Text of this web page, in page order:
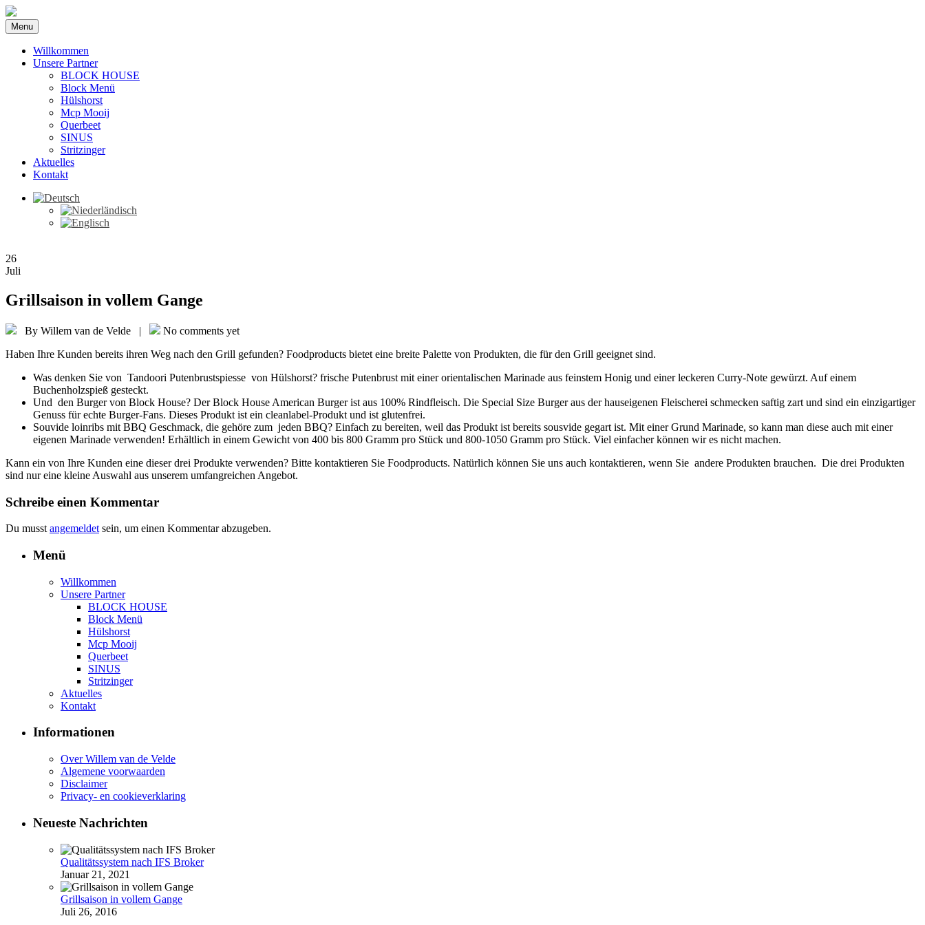
Menu
Willkommen
Unsere Partner
BLOCK HOUSE
Block Menü
Hülshorst
Mcp Mooij
Querbeet
SINUS
Stritzinger
Aktuelles
Kontakt
26
Juli
Grillsaison in vollem Gange
By Willem van de Velde |
No comments yet
Haben Ihre Kunden bereits ihren Weg nach den Grill gefunden? Foodproducts bietet eine breite Palette von Produkten, die für den Grill geeignet sind.
Was denken Sie von Tandoori Putenbrustspiesse von Hülshorst? frische Putenbrust mit einer orientalischen Marinade aus feinstem Honig und einer leckeren Curry-Note gewürzt. Auf einem
Buchenholzspieß gesteckt.
Und den Burger von Block House? Der Block House American Burger ist aus 100% Rindfleisch. Die Special Size Burger aus der hauseigenen Fleischerei schmecken saftig zart und sind ein einzigartiger
Genuss für echte Burger-Fans. Dieses Produkt ist ein cleanlabel-Produkt und ist glutenfrei.
Souvide loinribs mit BBQ Geschmack, die gehöre zum jeden BBQ? Einfach zu bereiten, weil das Produkt ist bereits sousvide gegart ist. Mit einer Grund Marinade, so kann man diese auch mit einer
eigenen Marinade verwenden! Erhältlich in einem Gewicht von 400 bis 800 Gramm pro Stück und 800-1050 Gramm pro Stück. Viel einfacher können wir es nicht machen.
Kann ein von Ihre Kunden eine dieser drei Produkte verwenden? Bitte kontaktieren Sie Foodproducts. Natürlich können Sie uns auch kontaktieren, wenn Sie andere Produkten brauchen. Die drei Produkten
sind nur eine kleine Auswahl aus unserem umfangreichen Angebot.
Schreibe einen Kommentar
Du musst angemeldet sein, um einen Kommentar abzugeben.
Menü
Willkommen
Unsere Partner
BLOCK HOUSE
Block Menü
Hülshorst
Mcp Mooij
Querbeet
SINUS
Stritzinger
Aktuelles
Kontakt
Informationen
Over Willem van de Velde
Algemene voorwaarden
Disclaimer
Privacy- en cookieverklaring
Neueste Nachrichten
Qualitätssystem nach IFS Broker
Januar 21, 2021
Grillsaison in vollem Gange
Juli 26, 2016